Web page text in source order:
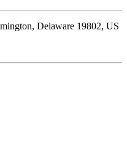
Delaware 19802, US